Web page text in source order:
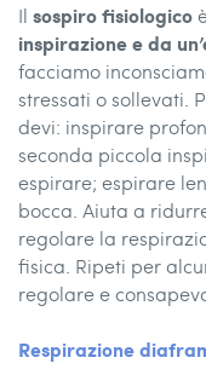
Il sospiro fisiologico
inspirazione e da
facciamo
stressati o sollevati.
devi: inspirare
seconda piccola
espirare; espirare
bocca. Aiuta a
regolare la
fisica. Ripeti per
regolare e
Respirazione